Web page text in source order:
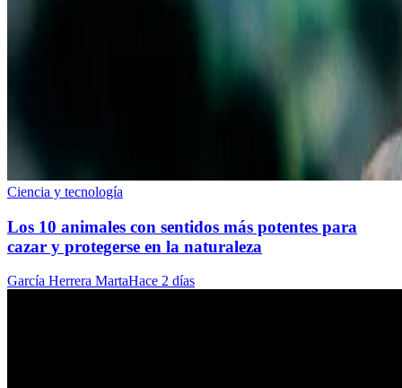
Ciencia y tecnología
Los 10 animales con sentidos más potentes para
cazar y protegerse en la naturaleza
García Herrera MartaHace 2 días